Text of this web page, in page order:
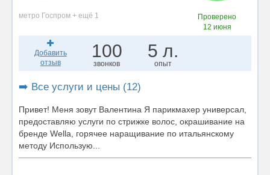
метро Госпром + ещё 1
Проверено
12 июня
Добавить
отзыв
100
звонков
5 л.
опыт
➡️ Все услуги и цены (12)
Привет! Меня зовут Валентина Я парикмахер универсал,
предоставляю услуги по стрижке волос, окрашивание на
бренде Wella, горячее наращивание по итальянскому
методу Использую...